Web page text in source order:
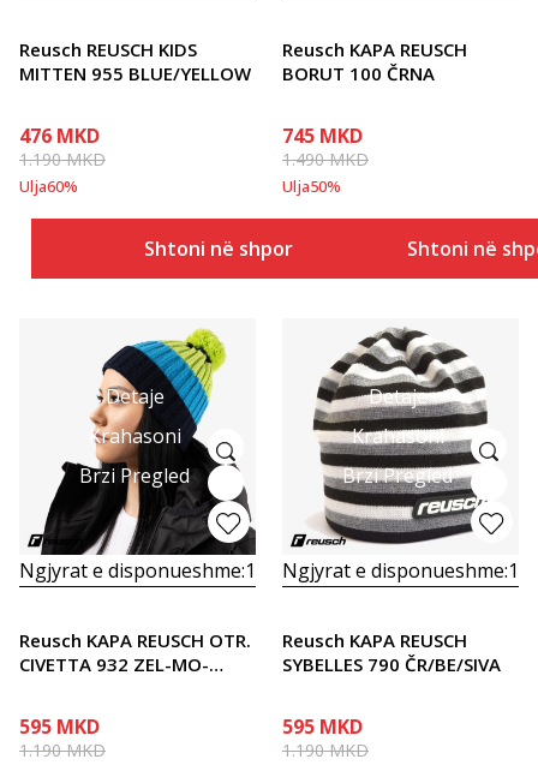
Reusch REUSCH KIDS
MITTEN 955 BLUE/YELLOW
476 MKD
1.190MKD
Ulja60%
Shtoni në shportë
Reusch KAPA REUSCH
BORUT 100 ČRNA
745 MKD
1.490MKD
Ulja50%
Shtoni në
Detaje
Krahasoni
Brzi Pregled
Ngjyrat e disponueshme:1
Reusch KAPA REUSCH OTR.
CIVETTA 932 ZEL-MO-
595 MKD
1.190MKD
Detaje
Krahasoni
Brzi Pregled
Ngjyrat e disponueshme:1
Reusch KAPA REUSCH
SYBELLES 790 ČR/BE/SIVA
595 MKD
1.190MKD